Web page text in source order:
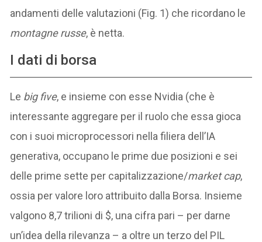
andamenti delle valutazioni (Fig. 1) che ricordano le
montagne russe, è netta.
I dati di borsa
Le big five, e insieme con esse Nvidia (che è
interessante aggregare per il ruolo che essa gioca
con i suoi microprocessori nella filiera dell’IA
generativa, occupano le prime due posizioni e sei
delle prime sette per capitalizzazione/market cap,
ossia per valore loro attribuito dalla Borsa. Insieme
valgono 8,7 trilioni di $, una cifra pari – per darne
un’idea della rilevanza – a oltre un terzo del PIL